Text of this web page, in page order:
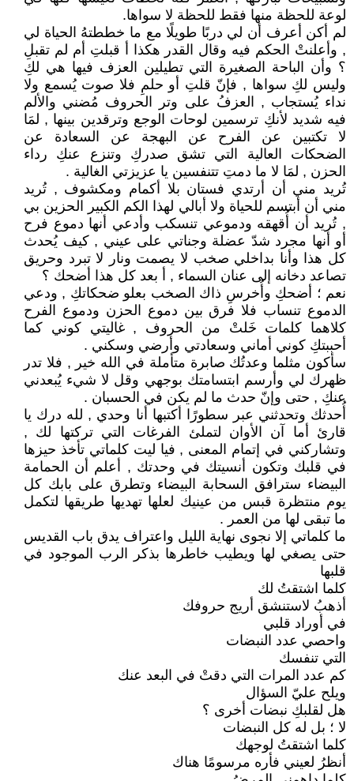
لوعة للحظة منها فقط للحظة لا سواها.
لم أكن أعرف أن لي دربًا طويلًا مع ما خططتهُ الحياة لي
, وأعلنتْ الحكم فيه وقال القدر هكذا أ قبلتِ أم لم تقبلِ
؟ وأن الباحة الصغيرة التي تطيلين العزف فيها هي لكِ
وليس لكِ سواها , فإنّ قلتِ أو حلمِ فلا صوت يُسمع ولا
نداء يُستجاب , العزفُ على وتر الحروف مُضني والألم
فيه شديد لأنكِ ترسمين لوحات الوجع وترقدين بينها , لمَا
لا تكتبين عن الفرح عن البهجة عن السعادة عن
الضحكات العالية التي تشق صدركِ وتنزع عنكِ رداء
الحزن , لمَا لا ما دمتِ تتنفسين يا عزيزتي الغالية .
تُريد مني أن أرتدي فستان بلا أكمام ومكشوف , تُريد
مني أن أبتسم للحياة ولا أبالي لهذا الكم الكبير الحزين بي
, تُريد أن أُقهقه ودموعي تنسكب وأدعي أنها دموع فرح
أو أنها مجرد شدّ عضلة وجناتي على عيني , كيف يُحدث
كل هذا وأنا بداخلي صخب لا يصمت ونار لا تبرد وحريق
تصاعد دخانه إلى عنان السماء , أ بعد كل هذا أضحك ؟
نعم ؛ أضحكِ وأُخرسِ ذاك الصخب بعلو ضحكاتكِ , ودعي
الدموع تنساب فلا فرق بين دموع الحزن ودموع الفرح
كلاهما كلمات خَلتْ من الحروف , غاليتي كوني كما
أحببتكِ كوني أماني وسعادتي وأرضي وسكني .
سأكون مثلما وعدتُك صابرة متأملة في الله خير , فلا تدر
ظهرك لي وأرسم ابتسامتك بوجهي وقل لا شيء يُبعدني
عنكِ , حتى وإنّ حدث ما لم يكن في الحسبان .
أُحدثك وتحدثني عبر سطورًا أكتبها أنا وحدي , لله درك يا
قارئ أما آن الأوان لتملئ الفرغات التي تركتها لك ,
وتشاركني في إتمام المعنى , فيا ليت كلماتي تأخذ حيزها
في قلبك وتكون أنسيتك في وحدتك , أعلم أن الحمامة
البيضاء سترافق السحابة البيضاء وتطرق على بابك كل
يوم منتظرة قبس من عينيك لعلها تهديها طريقها لتكمل
ما تبقى لها من العمر .
ما كلماتي إلا نجوى نهاية الليل واعتراف يدق باب القديس
حتى يصغي لها ويطيب خاطرها بذكر الرب الموجود في
قلبها
كلما اشتقتُ لك
أذهبُ لاستنشق أريج حروفك
في أوراد قلبي
واحصي عدد النبضات
التي تنفسك
كم عدد المرات التي دقتْ في البعد عنك
ويلح عليّ السؤال
هل لقلبكِ نبضات أخرى ؟
لا ؛ بل له كل النبضات
كلما اشتقتُ لوجهك
أنظرُ لعيني فأره مرسومًا هناك